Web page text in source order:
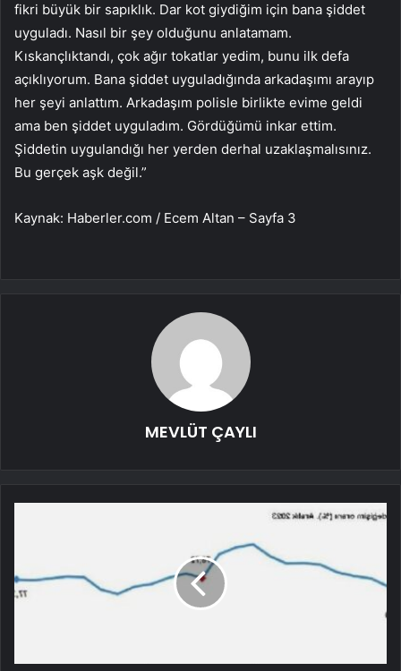
fikri büyük bir sapıklık. Dar kot giydiğim için bana şiddet
uyguladı. Nasıl bir şey olduğunu anlatamam.
Kıskançlıktandı, çok ağır tokatlar yedim, bunu ilk defa
açıklıyorum. Bana şiddet uyguladığında arkadaşımı arayıp
her şeyi anlattım. Arkadaşım polisle birlikte evime geldi
ama ben şiddet uyguladım. Gördüğümü inkar ettim.
Şiddetin uygulandığı her yerden derhal uzaklaşmalısınız.
Bu gerçek aşk değil.”
Kaynak: Haberler.com / Ecem Altan – Sayfa 3
MEVLÜT ÇAYLI